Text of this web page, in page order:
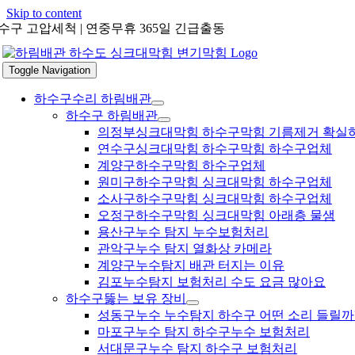
Skip to content
구 고압세척 | 연중무휴 365일 긴급출동
Toggle Navigation
하수구수리 하림배관
하수구 하림배관
의정부싱크대막힘 하수구막힘 기름제거 확실
연수구싱크대막힘 하수구막힘 하수구업체
계양구하수구막힘 하수구업체
원미구하수구막힘 싱크대막힘 하수구업체
소사구하수구막힘 싱크대막힘 하수구업체
오정구하수구막힘 싱크대막힘 아래층 물샘
용산구누수 탐지 누수보험처리
관악구누수 탐지 열화상 카메라
계양구누수탐지 배관 터지는 이유
김포누수탐지 보험처리 수도 요금 많아요
하수구뚫는 보유 장비
성동구누수 누수탐지 하수구 어떤 소리 들릴까
마포구누수 탐지 하수구누수 보험처리
서대문구누수 탐지 하수구 보험처리